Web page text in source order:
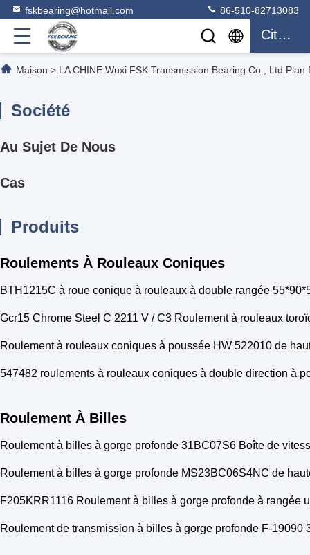
fskbearing@hotmail.com 86-510-82713083
Citation
Maison > LA CHINE Wuxi FSK Transmission Bearing Co., Ltd Plan
Société
Au Sujet De Nous
Cas
Produits
Roulements À Rouleaux Coniques
BTH1215C à roue conique à rouleaux à double rangée
Gcr15 Chrome Steel C 2211 V / C3 Roulement à rouleaux
Roulement à rouleaux coniques à poussée HW 522010 de
547482 roulements à rouleaux coniques à double direction à
Roulement À Billes
Roulement à billes à gorge profonde 31BC07S6 Boîte de
Roulement à billes à gorge profonde MS23BC06S4NC de
F205KRR1116 Roulement à billes à gorge profonde à
Roulement de transmission à billes à gorge profonde F-